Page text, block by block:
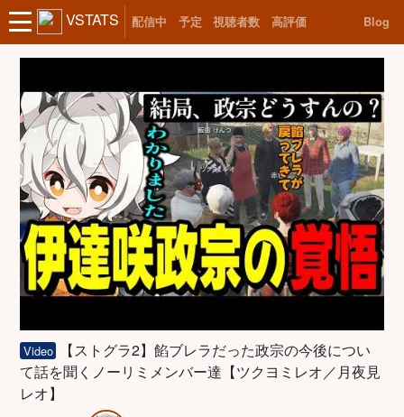
VSTATS 配信中 予定 視聴者数 高評価 Blog
Video
【ストグラ2】餡ブレラだった政宗の今後につい
て話を聞くノーリミメンバー達【ツクヨミレオ／月夜見
レオ】